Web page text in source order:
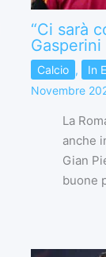
“Ci sarà
Gasperini
Calcio , In
Novembre
La
anche
Gian
buone